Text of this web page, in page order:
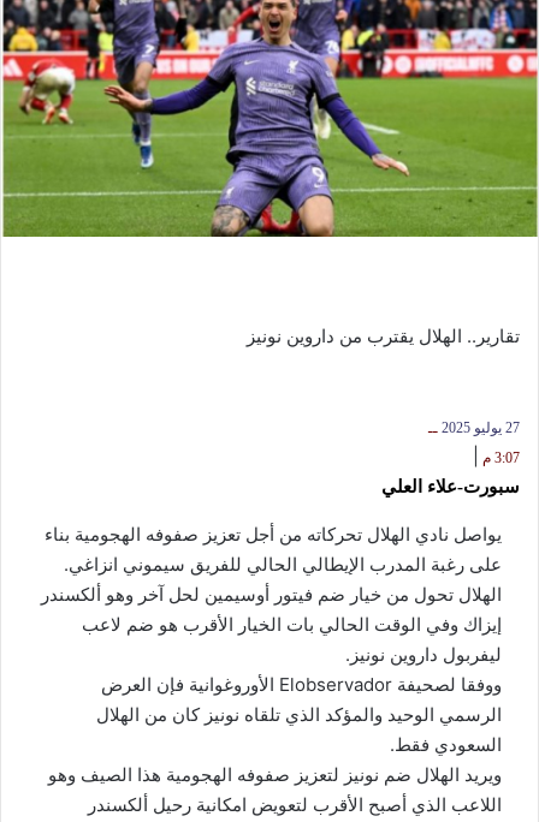
تقارير.. الهلال يقترب من داروين نونيز
27 يوليو 2025
ــ
3:07 م
سبورت-علاء العلي
يواصل نادي الهلال تحركاته من أجل تعزيز صفوفه الهجومية بناء
على رغبة المدرب الإيطالي الحالي للفريق سيموني انزاغي.
الهلال تحول من خيار ضم فيتور أوسيمين لحل آخر وهو ألكسندر
إيزاك وفي الوقت الحالي بات الخيار الأقرب هو ضم لاعب
ليفربول داروين نونيز.
ووفقا لصحيفة Elobservador الأوروغوانية فإن العرض
الرسمي الوحيد والمؤكد الذي تلقاه نونيز كان من الهلال
السعودي فقط.
ويريد الهلال ضم نونيز لتعزيز صفوفه الهجومية هذا الصيف وهو
اللاعب الذي أصبح الأقرب لتعويض امكانية رحيل ألكسندر